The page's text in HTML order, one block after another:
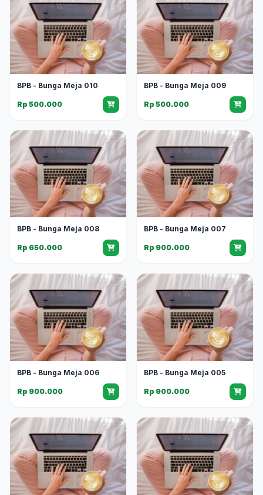
BPB - Bunga Meja 010
Rp 500.000
BPB - Bunga Meja 009
Rp 500.000
BPB - Bunga Meja 008
Rp 650.000
BPB - Bunga Meja 007
Rp 900.000
BPB - Bunga Meja 006
Rp 900.000
BPB - Bunga Meja 005
Rp 900.000